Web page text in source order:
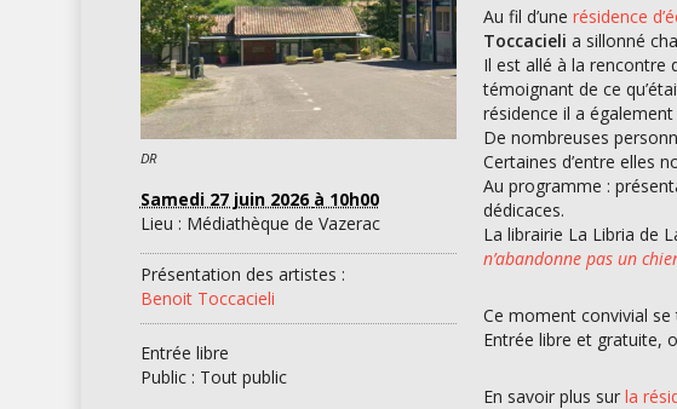
DR
Samedi 27 juin 2026 à 10h00
Lieu : Médiathèque de Vazerac
Présentation des artistes :
Benoit Toccacieli
Entrée libre
Public : Tout public
Au fil d’unerésidence
Toccacieli a sillonné
Il est allé à la rencontre
témoignant de ce
résidence il a
De nombreuses
Certaines d’entre elles
Au programme :
dédicaces.
La librairie La Libria de
n’abandonne pas un
Ce moment convivial se
Entrée libre et gratuite,
En savoir plus surla